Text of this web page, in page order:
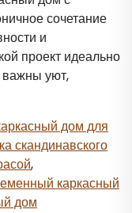
сочетание
и
проект идеально
важны уют,
дом для
скандинавского
,
каркасный
дом